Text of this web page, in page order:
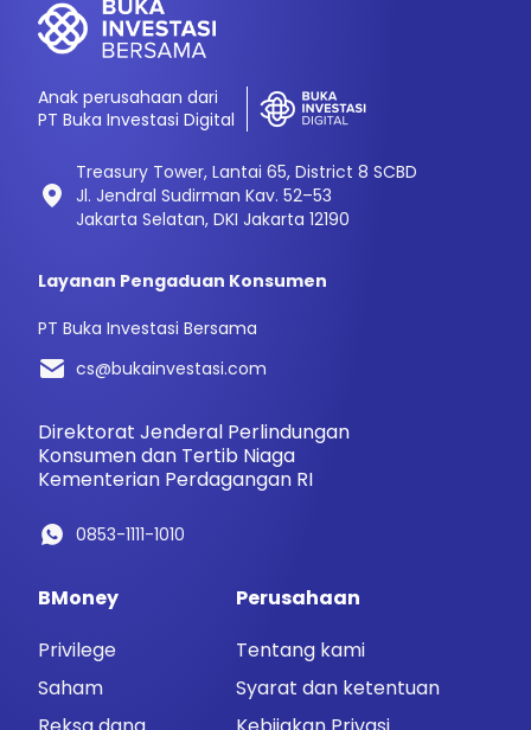
Anak perusahaan dari
PT Buka Investasi Digital
Treasury Tower, Lantai 65, District 8 SCBD
Jl. Jendral Sudirman Kav. 52–53
Jakarta Selatan, DKI Jakarta 12190
Layanan Pengaduan Konsumen
PT Buka Investasi Bersama
cs@bukainvestasi.com
Direktorat Jenderal Perlindungan
Konsumen dan Tertib Niaga
Kementerian Perdagangan RI
0853-1111-1010
BMoney
Privilege
Saham
Perusahaan
Tentang kami
Syarat dan ketentuan